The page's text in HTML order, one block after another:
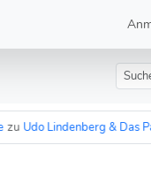
Udo Lindenberg & Das